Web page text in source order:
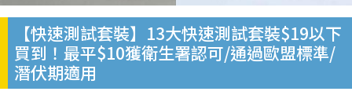
【快速測試套裝】13大快速測試套裝$19以下
買到！最平$10獲衛生署認可/通過歐盟標準/
潛伏期適用